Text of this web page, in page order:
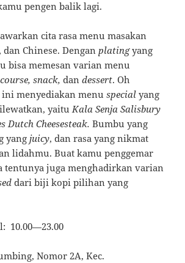
pengen balik lagi.
cita rasa menu masakan
Chinese. Dengan platingyang
bisa memesan varian menu
snack,dan dessert. Oh
ini menyediakan menuspecial yang
yaitu Kala Senja Salisbury
Dutch Cheesesteak. Bumbu yang
yang juicy, dan rasa yang nikmat
lidahmu. Buat kamu penggemar
tentunya juga menghadirkan varian
dari biji kopi pilihan yang
10.00—23.00
Nomor 2A, Kec.